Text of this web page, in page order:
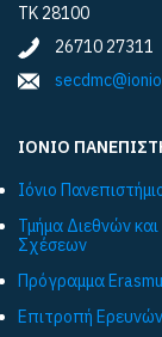
ΤΚ 28100
26710 27311
ΙΟΝΙΟ
Ιόνιο
Τμήμα Διεθνών
Σχέσεων
Πρόγραμμα
Επιτροπή Ερευνών